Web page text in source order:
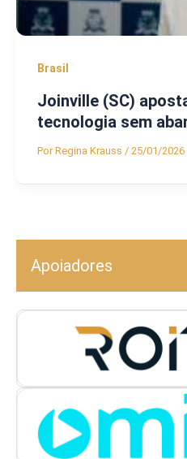
Brasil
Joinville (SC)
tecnologia sem
PorRegina Krauss / 25/01/2026
Apoiadores